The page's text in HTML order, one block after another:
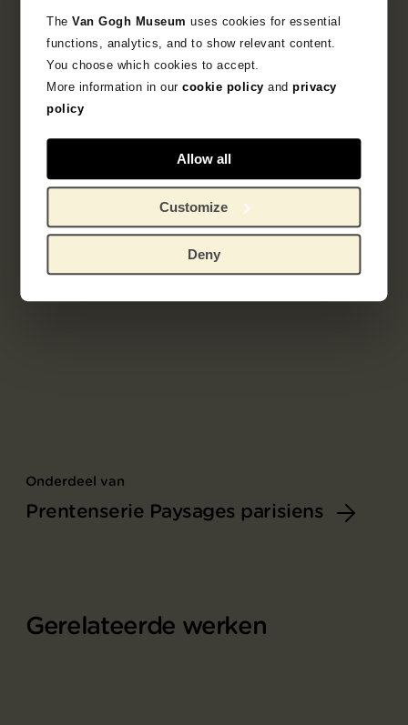
TheVan Gogh Museumuses cookies for essential
functions, analytics, and to show relevant content.
You choose which cookies to accept.
More information in ourcookie policy andprivacy
policy
Allow all
Customize
Deny
Deelcollectie
Ontdek de bijzondere verzameling Franse prenten
uit het fin-de-siècle.
Onderdeel van
Prentenserie Paysages parisiens
Gerelateerde werken